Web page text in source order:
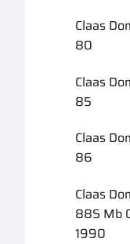
Claas
80
Claas
85
Claas
86
Claas
88S Mb
1990